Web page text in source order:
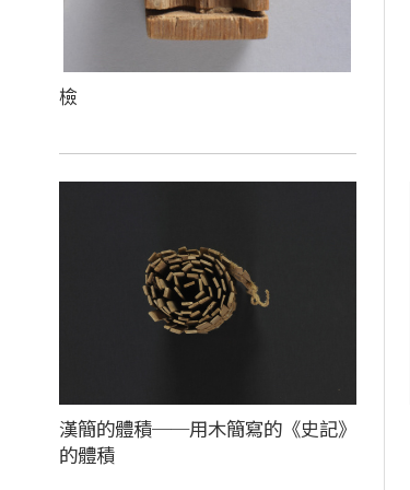
檢
漢簡的體積──用木簡寫的《史記》
的體積